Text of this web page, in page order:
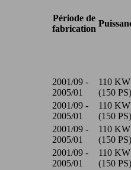
Période de
fabrication
2001/09 -
2005/01
110 KW
(150 PS)
2001/09 -
2005/01
110 KW
(150 PS)
2001/09 -
2005/01
110 KW
(150 PS)
2001/09 -
2005/01
110 KW
(150 PS)